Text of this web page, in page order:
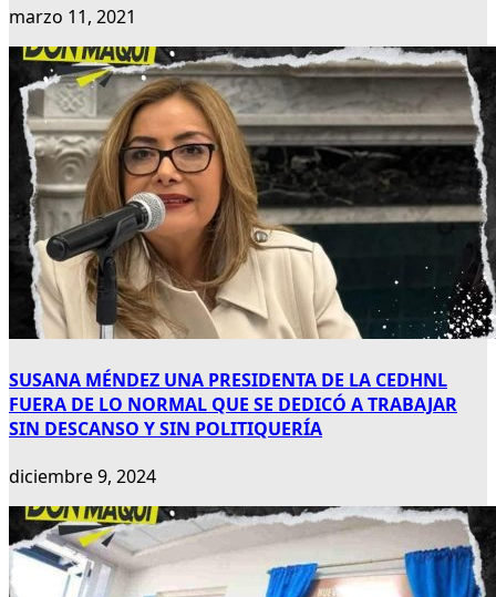
marzo 11, 2021
SUSANA MÉNDEZ UNA PRESIDENTA DE LA CEDHNL
FUERA DE LO NORMAL QUE SE DEDICÓ A TRABAJAR
SIN DESCANSO Y SIN POLITIQUERÍA
diciembre 9, 2024